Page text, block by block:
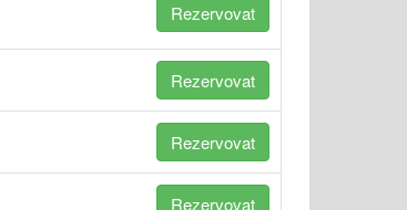
Rezervovat
Rezervovat
Rezervovat
Rezervovat